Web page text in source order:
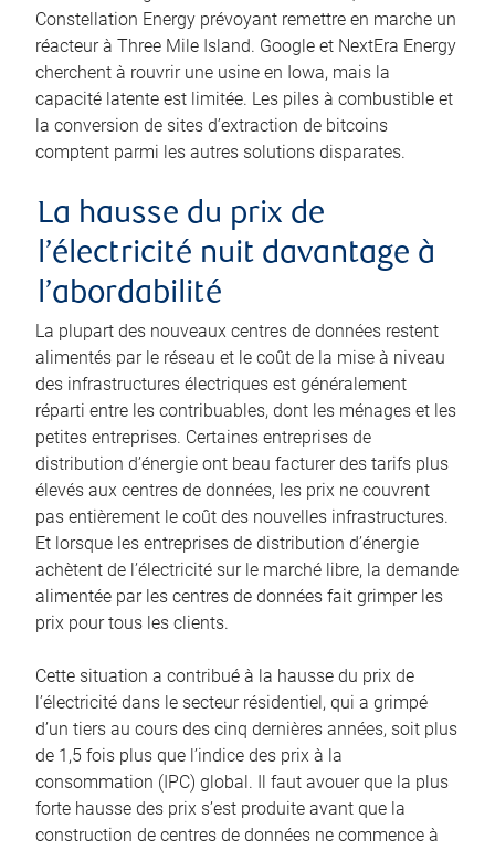
Constellation Energy prévoyant remettre en marche un
réacteur à Three Mile Island. Google et NextEra Energy
cherchent à rouvrir une usine en Iowa, mais la
capacité latente est limitée. Les piles à combustible et
la conversion de sites d’extraction de bitcoins
comptent parmi les autres solutions disparates.
La hausse du prix de
l’électricité nuit davantage à
l’abordabilité
La plupart des nouveaux centres de données restent
alimentés par le réseau et le coût de la mise à niveau
des infrastructures électriques est généralement
réparti entre les contribuables, dont les ménages et les
petites entreprises. Certaines entreprises de
distribution d’énergie ont beau facturer des tarifs plus
élevés aux centres de données, les prix ne couvrent
pas entièrement le coût des nouvelles infrastructures.
Et lorsque les entreprises de distribution d’énergie
achètent de l’électricité sur le marché libre, la demande
alimentée par les centres de données fait grimper les
prix pour tous les clients.
Cette situation a contribué à la hausse du prix de
l’électricité dans le secteur résidentiel, qui a grimpé
d’un tiers au cours des cinq dernières années, soit plus
de 1,5 fois plus que l’indice des prix à la
consommation (IPC) global. Il faut avouer que la plus
forte hausse des prix s’est produite avant que la
construction de centres de données ne commence à